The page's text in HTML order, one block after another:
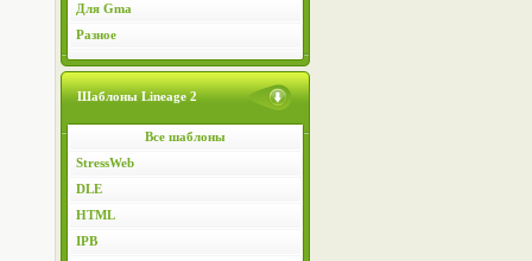
Для Gma
Разное
Шаблоны Lineage 2
Все шаблоны
StressWeb
DLE
HTML
IPB